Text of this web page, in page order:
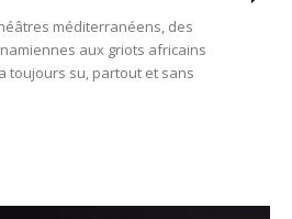
méditerranéens, des
aux griots africains
toujours su, partout et sans